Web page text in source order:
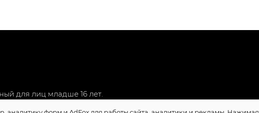
для лиц младше 16 лет.